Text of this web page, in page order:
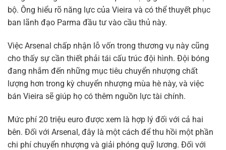
bộ. Ông hiểu rõ năng lực của Vieira và có thể thuyết phục
ban lãnh đạo Parma đầu tư vào cầu thủ này.
Việc Arsenal chấp nhận lỗ vốn trong thương vụ này cũng
cho thấy sự cần thiết phải tái cấu trúc đội hình. Đội bóng
đang nhắm đến những mục tiêu chuyển nhượng chất
lượng hơn trong kỳ chuyển nhượng mùa hè này, và việc
bán Vieira sẽ giúp họ có thêm nguồn lực tài chính.
Mức phí 20 triệu euro được xem là hợp lý đối với cả hai
bên. Đối với Arsenal, đây là một cách để thu hồi một phần
chi phí chuyển nhượng và giải phóng quỹ lương. Đối với